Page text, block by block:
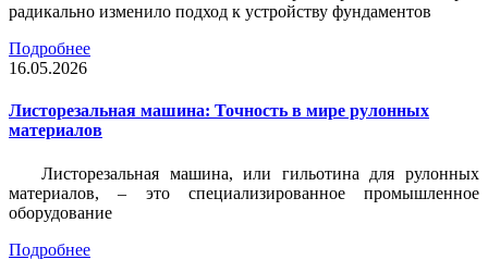
радикально изменило подход к устройству фундаментов
Подробнее
16.05.2026
Листорезальная машина: Точность в мире рулонных
материалов
Листорезальная машина, или гильотина для рулонных
материалов, – это специализированное промышленное
оборудование
Подробнее